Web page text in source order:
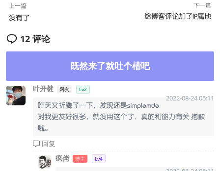
上一篇
没有了
下一篇
给博客评论加了IP属地
12 评论
既然来了就吐个槽吧
叶开楗 网友 Lv2
2022-08-24 05:11
昨天又折腾了一下，发现还是simplemde
对我更友好很多，就没用这个了，真的和能力有关 抱歉
啦。
回复
疯佬
博主 Lv4